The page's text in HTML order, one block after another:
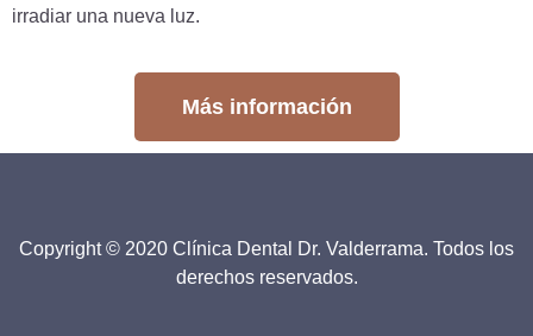
irradiar una nueva luz.
Más información
Copyright © 2020 Clínica Dental Dr. Valderrama. Todos los
derechos reservados.